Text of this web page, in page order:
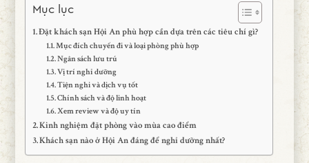
Mục lục
Đặt khách sạn Hội An phù hợp cần dựa trên các tiêu chí gì?
Mục đích chuyến đi và loại phòng phù hợp
Ngân sách lưu trú
Vị trí nghỉ dưỡng
Tiện nghi và dịch vụ tốt
Chính sách và độ linh hoạt
Xem review và độ uy tín
Kinh nghiệm đặt phòng vào mùa cao điểm
Khách sạn nào ở Hội An đáng để nghỉ dưỡng nhất?